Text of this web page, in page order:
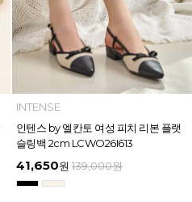
INTENSE
인텐스 by 엘칸토 여성 피치 리본 플랫
슬링백 2cm LCWO26I613
41,650원 139,000원